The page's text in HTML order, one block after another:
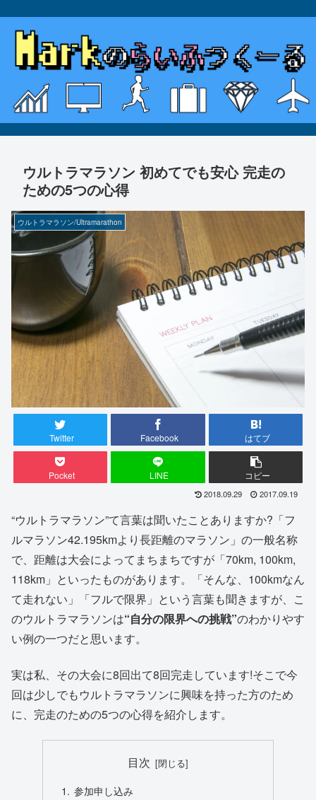
ウルトラマラソン 初めてでも安心 完走の
ための5つの心得
ウルトラマラソン/Ultramarathon
Twitter Facebook はてブ
Pocket LINE コピー
2018.09.29 2017.09.19
“ウルトラマラソン”て言葉は聞いたことありますか?「フ
ルマラソン42.195kmより長距離のマラソン」の一般名称
で、距離は大会によってまちまちですが「70km, 100km,
118km」といったものがあります。「そんな、100kmなん
て走れない」「フルで限界」という言葉も聞きますが、こ
のウルトラマラソンは“自分の限界への挑戦”のわかりやす
い例の一つだと思います。
実は私、その大会に8回出て8回完走しています!そこで今
回は少しでもウルトラマラソンに興味を持った方のため
に、完走のための5つの心得を紹介します。
目次
参加申し込み